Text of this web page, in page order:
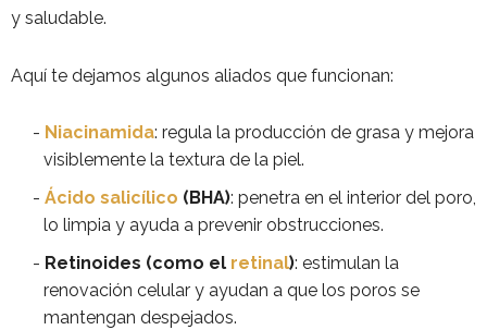
y saludable.
Aquí te dejamos algunos aliados que funcionan:
Niacinamida: regula la producción de grasa y mejora
visiblemente la textura de la piel.
Ácido salicílico (BHA): penetra en el interior del poro,
lo limpia y ayuda a prevenir obstrucciones.
Retinoides (como el retinal): estimulan la
renovación celular y ayudan a que los poros se
mantengan despejados.